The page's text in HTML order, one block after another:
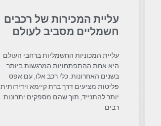
עליית המכירות של רכבים
חשמליים מסביב לעולם
עליית המכוניות החשמליות ברחבי העולם
היא אחת ההתפתחויות המרגשות ביותר
בשנים האחרונות. כלי רכב אלו, עם אפס
פליטות מציעים דרך ברת קיימא וידידותית
יותר להתנייד, תוך שהם מספקים יתרונות
רבים